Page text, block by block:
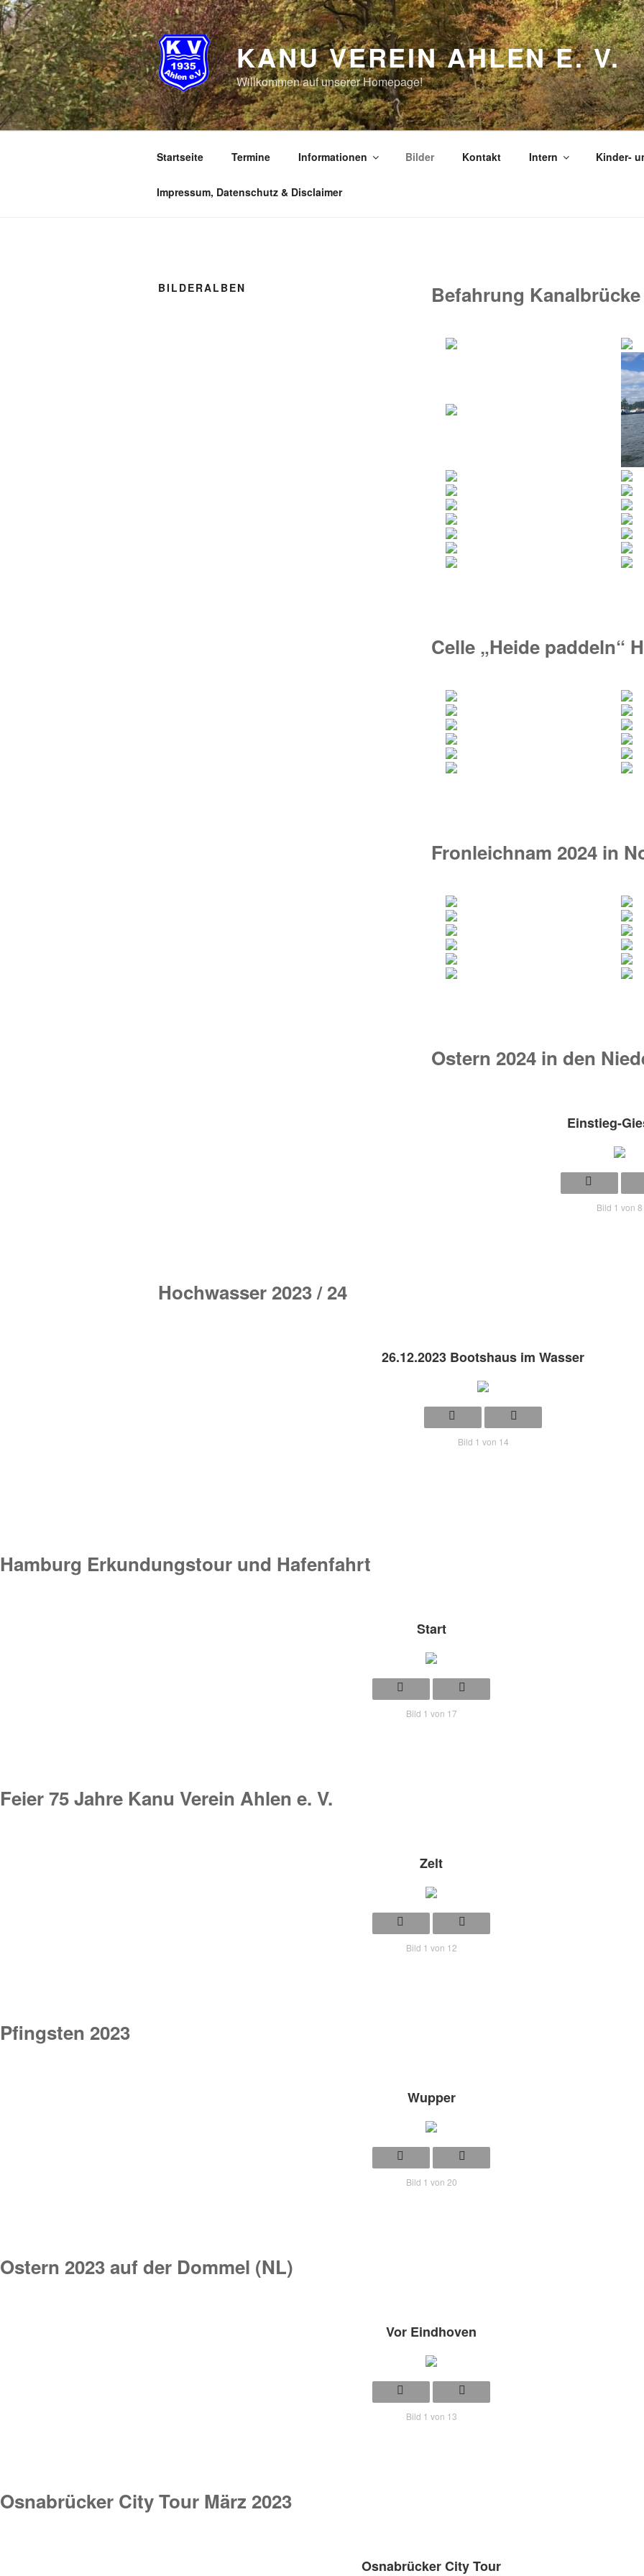
Zum
Inhalt
springen
KANU VEREIN AHLEN E. V.
Willkommen auf unserer Homepage!
Startseite Termine Informationen Bilder Kontakt Intern Kinder-
Impressum, Datenschutz & Disclaimer
BILDERALBEN Befahrung
Celle „Heide paddeln“
Fronleichnam 2024 in
Ostern 2024 in den
Einstieg-
Bild 1 von 8
Hochwasser 2023 / 24
26.12.2023 Bootshaus im Wasser
Bild 1 von 14
Hamburg Erkundungstour und Hafenfahrt
Start
Bild 1 von 17
Feier 75 Jahre Kanu Verein Ahlen e. V.
Zelt
Bild 1 von 12
Pfingsten 2023
Wupper
Bild 1 von 20
Ostern 2023 auf der Dommel (NL)
Vor Eindhoven
Bild 1 von 13
Osnabrücker City Tour März 2023
Osnabrücker City Tour